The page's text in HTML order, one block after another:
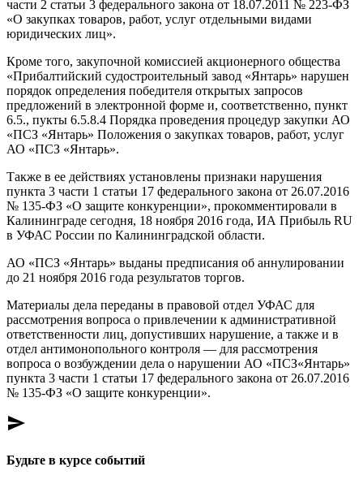
части 2 статьи 3 федерального закона от 18.07.2011 № 223-ФЗ
«О закупках товаров, работ, услуг отдельными видами
юридических лиц».
Кроме того, закупочной комиссией акционерного общества
«Прибалтийский судостроительный завод «Янтарь» нарушен
порядок определения победителя открытых запросов
предложений в электронной форме и, соответственно, пункт
6.5., пукты 6.5.8.4 Порядка проведения процедур закупки АО
«ПСЗ «Янтарь» Положения о закупках товаров, работ, услуг
АО «ПСЗ «Янтарь».
Также в ее действиях установлены признаки нарушения
пункта 3 части 1 статьи 17 федерального закона от 26.07.2016
№ 135-ФЗ «О защите конкуренции», прокомментировали в
Калининграде сегодня, 18 ноября 2016 года, ИА Прибыль RU
в УФАС России по Калининградской области.
АО «ПСЗ «Янтарь» выданы предписания об аннулировании
до 21 ноября 2016 года результатов торгов.
Материалы дела переданы в правовой отдел УФАС для
рассмотрения вопроса о привлечении к административной
ответственности лиц, допустивших нарушение, а также и в
отдел антимонопольного контроля — для рассмотрения
вопроса о возбуждении дела о нарушении АО «ПСЗ«Янтарь»
пункта 3 части 1 статьи 17 федерального закона от 26.07.2016
№ 135-ФЗ «О защите конкуренции».
send
Будьте в курсе событий